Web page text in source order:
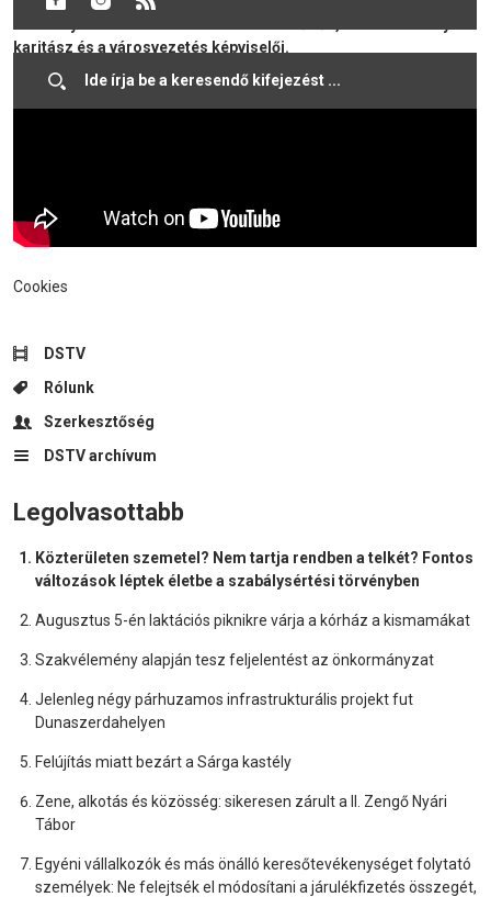
karitász és a városvezetés képviselői.
Cookies
DSTV
Rólunk
Szerkesztőség
DSTV archívum
Legolvasottabb
Közterületen szemetel? Nem tartja rendben a telkét? Fontos
változások léptek életbe a szabálysértési törvényben
Augusztus 5-én laktációs piknikre várja a kórház a kismamákat
Szakvélemény alapján tesz feljelentést az önkormányzat
Jelenleg négy párhuzamos infrastrukturális projekt fut
Dunaszerdahelyen
Felújítás miatt bezárt a Sárga kastély
Zene, alkotás és közösség: sikeresen zárult a II. Zengő Nyári
Tábor
Egyéni vállalkozók és más önálló keresőtevékenységet folytató
személyek: Ne felejtsék el módosítani a járulékfizetés összegét,